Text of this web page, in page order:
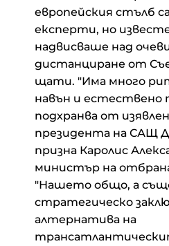
европейския стълб
експерти, но
надвисваше над
дистанциране от
щати. "Има много
навън и естествено
подхранва от
президента на САЩ
призна Каролис
министър на
"Нашето общо, а
стратегическо
алтернатива на